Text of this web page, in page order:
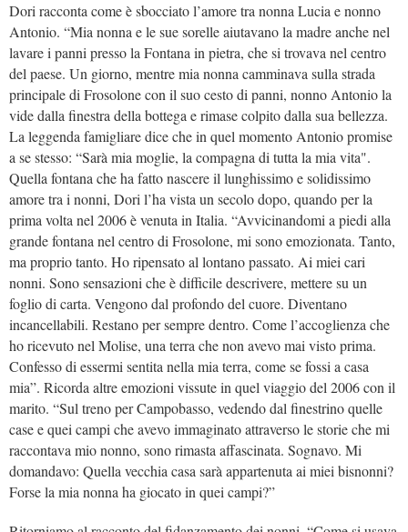
Dori racconta come è sbocciato l’amore tra nonna Lucia e nonno
Antonio. “Mia nonna e le sue sorelle aiutavano la madre anche nel
lavare i panni presso la Fontana in pietra, che si trovava nel centro
del paese. Un giorno, mentre mia nonna camminava sulla strada
principale diFrosolone con il suo cesto di panni, nonno Antonio la
vide dalla finestra della bottega e rimase colpito dalla sua bellezza.
La leggenda famigliare dice che in quel momento Antonio promise
a se stesso: “Sarà mia moglie, la compagna di tutta la mia vita".
Quella fontana che ha fatto nascere il lunghissimo e solidissimo
amore tra i nonni, Dori l’ha vista un secolo dopo, quando per la
prima volta nel 2006 è venuta in Italia. “Avvicinandomi a piedi alla
grande fontana nel centro di Frosolone, mi sono emozionata. Tanto,
ma proprio tanto. Ho ripensato al lontano passato. Ai miei cari
nonni. Sono sensazioni che è difficile descrivere, mettere su un
foglio di carta. Vengono dal profondo del cuore. Diventano
incancellabili. Restano per sempre dentro. Come l’accoglienza che
ho ricevuto nel Molise, una terra che non avevo mai visto prima.
Confesso di essermi sentita nella mia terra, come se fossi a casa
mia”. Ricorda altre emozioni vissute in quel viaggio del 2006 con il
marito. “Sul treno per Campobasso, vedendo dal finestrino quelle
case e quei campi che avevo immaginato attraverso le storie che mi
raccontava mio nonno, sono rimasta affascinata. Sognavo. Mi
domandavo: Quella vecchia casa sarà appartenuta ai miei bisnonni?
Forse la mia nonna ha giocato in quei campi?”